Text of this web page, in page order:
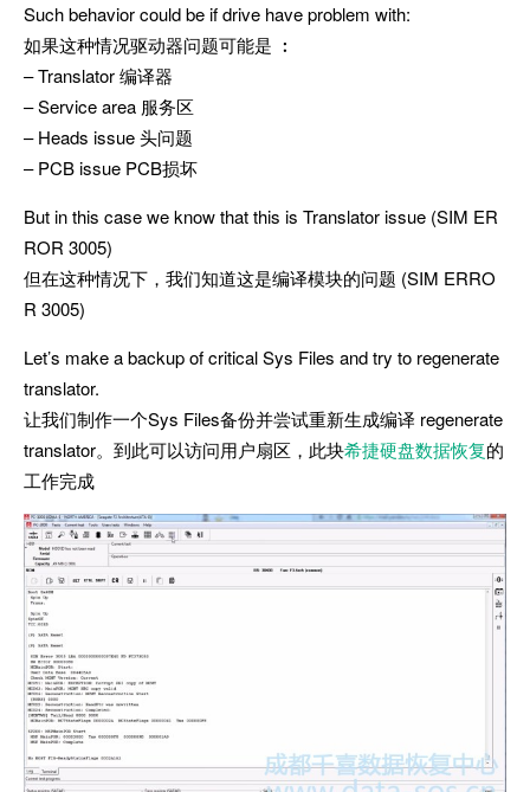
Such behavior could be if drive have problem with:
如果这种情况驱动器问题可能是 ︰
– Translator 编译器
– Service area 服务区
– Heads issue 头问题
– PCB issue PCB损坏
But in this case we know that this is Translator issue (SIM ER
ROR 3005)
但在这种情况下，我们知道这是编译模块的问题 (SIM ERRO
R 3005)
Let’s make a backup of critical Sys Files and try to regenerate
translator.
让我们制作一个Sys Files备份并尝试重新生成编译 regenerate
translator。到此可以访问用户扇区，此块希捷硬盘数据恢复的
工作完成